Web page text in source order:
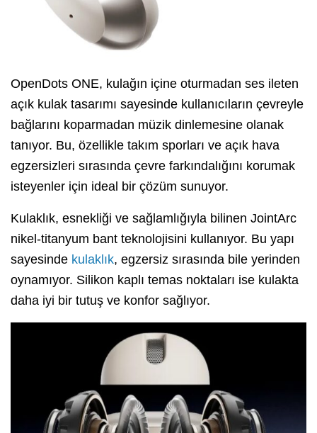
OpenDots ONE, kulağın içine oturmadan ses ileten
açık kulak tasarımı sayesinde kullanıcıların çevreyle
bağlarını koparmadan müzik dinlemesine olanak
tanıyor. Bu, özellikle takım sporları ve açık hava
egzersizleri sırasında çevre farkındalığını korumak
isteyenler için ideal bir çözüm sunuyor.
Kulaklık, esnekliği ve sağlamlığıyla bilinen JointArc
nikel-titanyum bant teknolojisini kullanıyor. Bu yapı
sayesinde kulaklık, egzersiz sırasında bile yerinden
oynamıyor. Silikon kaplı temas noktaları ise kulakta
daha iyi bir tutuş ve konfor sağlıyor.